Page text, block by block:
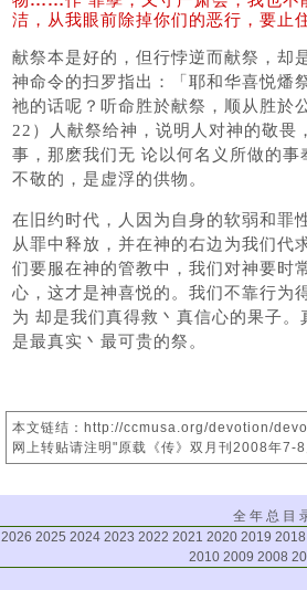
洁，从我眼前除掉你们的恶行，要止
献祭本是好的，但行悖逆而献祭，却
神命令的扫罗指出：「耶和华喜悦燔
祂的话呢？听命胜於献祭，顺从胜於
22）人献祭给神，说明人对神的敬畏
事，那麽我们无 论以何名义所做的
不敬的，是虚浮的供物。
在旧约时代，人因为自身的软弱和罪
从罪中释放，并在神的右边为我们代
们要服在神的管教中，我们对神要时
心，这才是神喜悦的。我们不靠行为
为 却是我们真得救丶真信心的果子
是最真实丶最可贵的祭。
本文链结：http://ccmusa.org/devotion/
网上转贴请注明"原载《传》双月刊2008年7-8
全 年 总 目
2026 2025 2024 2023 2022 2021 2020 2019 2018
2010 2009 2008